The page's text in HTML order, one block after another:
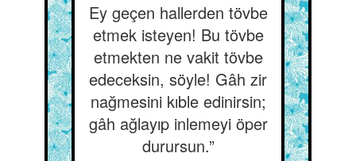
Ey geçen hallerden tövbe
etmek isteyen! Bu tövbe
etmekten ne vakit tövbe
edeceksin, söyle! Gâh zir
nağmesini kıble edinirsin;
gâh ağlayıp inlemeyi öper
durursun.”